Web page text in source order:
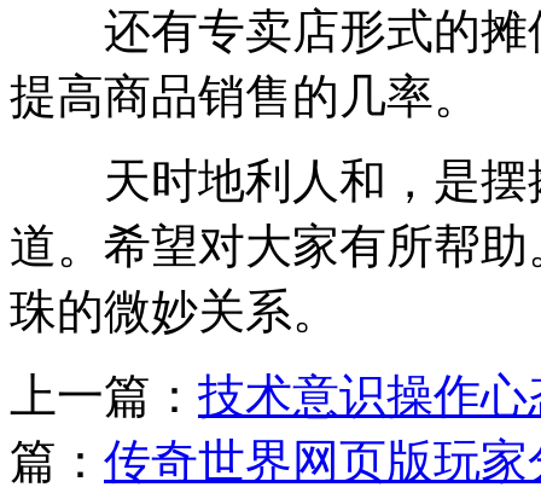
还有专卖店形式的摊
提高商品销售的几率。
天时地利人和，是摆
道。希望对大家有所帮
珠的微妙关系。
上一篇： 技术意识操作
篇： 传奇世界网页版玩